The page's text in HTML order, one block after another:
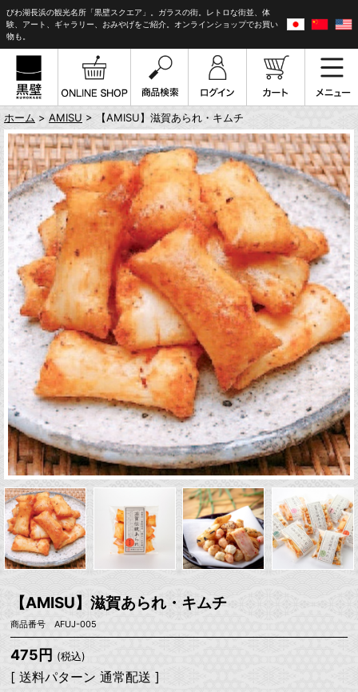
びわ湖長浜の観光名所「黒壁スクエア」。ガラスの街。レトロな街並、体
験、アート、ギャラリー、おみやげをご紹介。オンラインショップでお買い
物も。
ホーム > AMISU > 【AMISU】滋賀あられ・キムチ
【AMISU】滋賀あられ・キムチ
商品番号 AFUJ-005
475円 (税込)
[ 送料パターン 通常配送 ]